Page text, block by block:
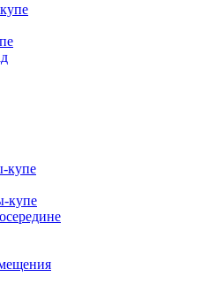
купе
купе